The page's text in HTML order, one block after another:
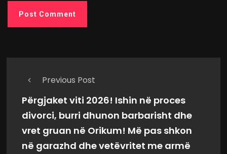
Previous Post
Përgjaket viti 2026! Ishin në proces
divorci, burri dhunon barbarisht dhe
vret gruan në Orikum! Më pas shkon
në garazhd dhe vetëvritet me armë